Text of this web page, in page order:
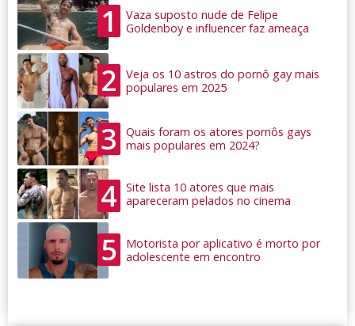
1
Vaza suposto nude de Felipe
Goldenboy e influencer faz ameaça
2
Veja os 10 astros do pornô gay mais
populares em 2025
3
Quais foram os atores pornôs gays
mais populares em 2024?
4
Site lista 10 atores que mais
apareceram pelados no cinema
5
Motorista por aplicativo é morto por
adolescente em encontro